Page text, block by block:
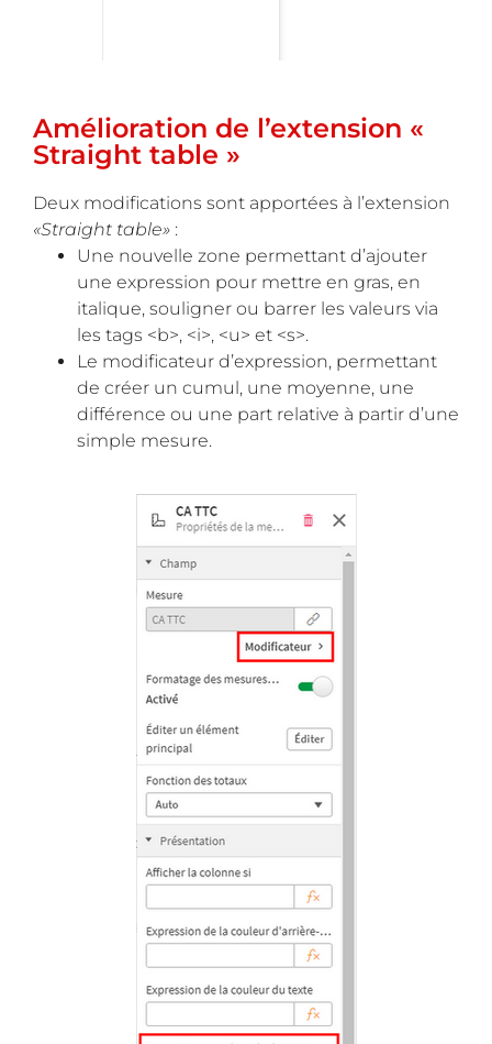
Amélioration de l’extension «
Straight table »
Deux modifications sont apportées à l’extension
«Straight table» :
Une nouvelle zone permettant d’ajouter
une expression pour mettre en gras, en
italique, souligner ou barrer les valeurs via
les tags <b>, <i>, <u> et <s>.
Le modificateur d’expression, permettant
de créer un cumul, une moyenne, une
différence ou une part relative à partir d’une
simple mesure.